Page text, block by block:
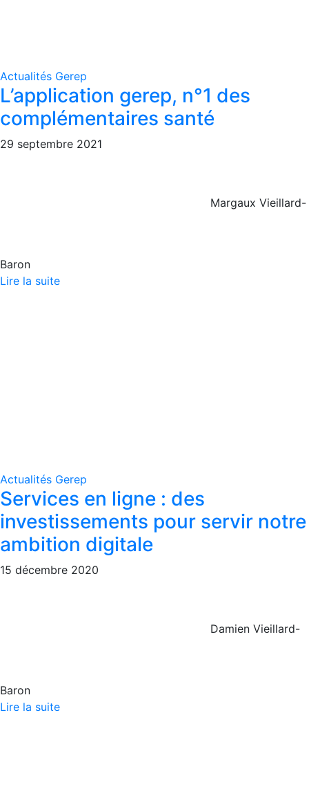
Actualités Gerep
L’application gerep, n°1 des
complémentaires santé
29 septembre 2021
Margaux Vieillard-
Baron
Lire la suite
Actualités Gerep
Services en ligne : des
investissements pour servir notre
ambition digitale
15 décembre 2020
Damien Vieillard-
Baron
Lire la suite